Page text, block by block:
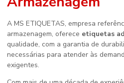
A MS ETIQUETAS, empresa
armazenagem, oferece etiquetas
qualidade, com a garantia de
necessárias para atender às
exigentes.